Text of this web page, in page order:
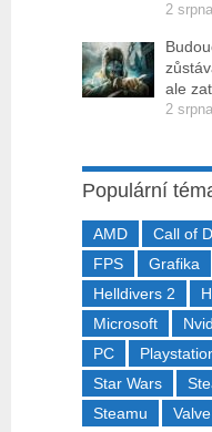
2
ale
2
Populární
AMD Call of
FPS
Grafika
Helldivers 2
Microsoft
PC
Star Wars
Steamu
Valve